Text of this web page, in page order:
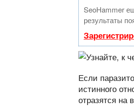
SeoHammer
результаты
Если
истинного
отразятся на